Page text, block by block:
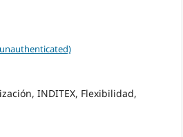
INDITEX, Flexibilidad,